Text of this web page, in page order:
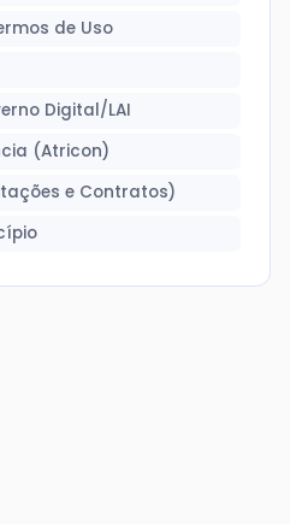
de Uso
Digital/LAI
(Atricon)
e Contratos)